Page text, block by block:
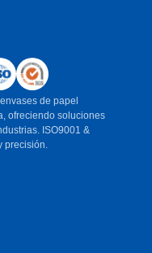
de papel
ofreciendo soluciones
ISO9001 &
precisión.